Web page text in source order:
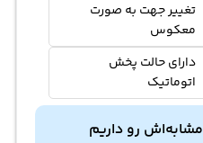
تغییر جهت به صورت
معکوس
دارای حالت پخش
اتوماتیک
رو داریم